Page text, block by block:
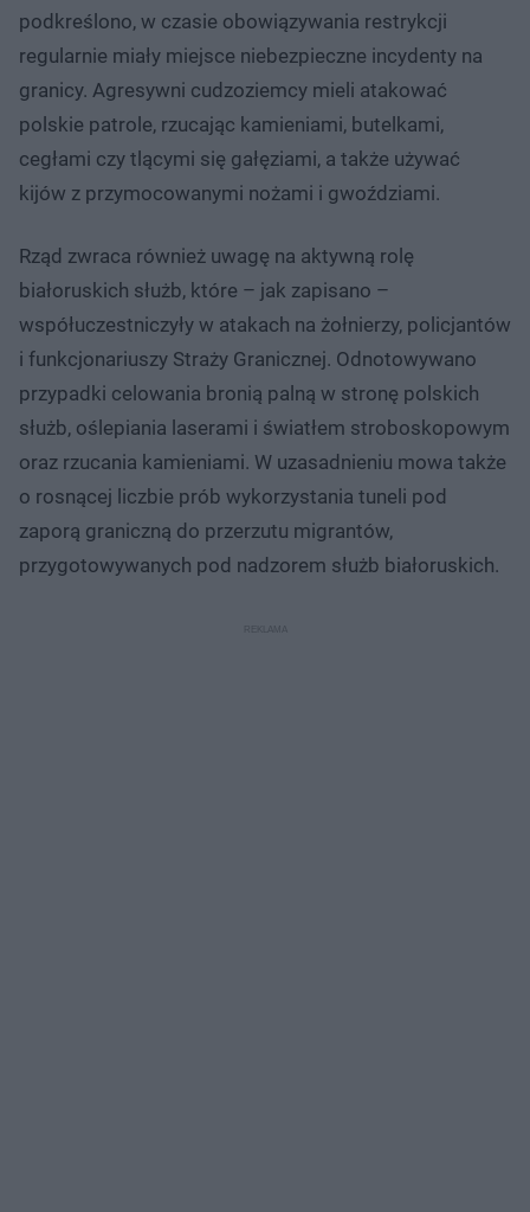
podkreślono, w czasie obowiązywania restrykcji
regularnie miały miejsce niebezpieczne incydenty na
granicy. Agresywni cudzoziemcy mieli atakować
polskie patrole, rzucając kamieniami, butelkami,
cegłami czy tlącymi się gałęziami, a także używać
kijów z przymocowanymi nożami i gwoździami.
Rząd zwraca również uwagę na aktywną rolę
białoruskich służb, które – jak zapisano –
współuczestniczyły w atakach na żołnierzy, policjantów
i funkcjonariuszy Straży Granicznej. Odnotowywano
przypadki celowania bronią palną w stronę polskich
służb, oślepiania laserami i światłem stroboskopowym
oraz rzucania kamieniami. W uzasadnieniu mowa także
o rosnącej liczbie prób wykorzystania tuneli pod
zaporą graniczną do przerzutu migrantów,
przygotowywanych pod nadzorem służb białoruskich.